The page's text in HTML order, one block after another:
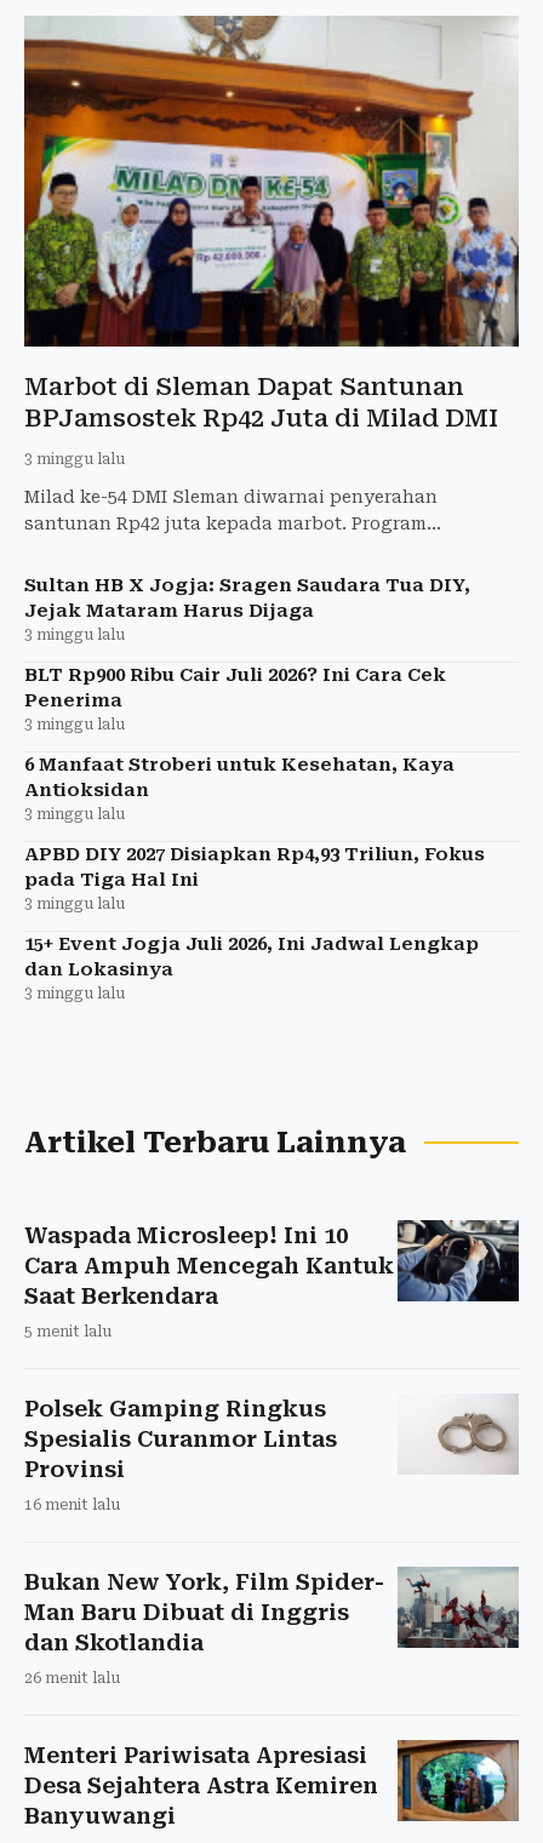
Marbot di Sleman Dapat Santunan
BPJamsostek Rp42 Juta di Milad DMI
3 minggu lalu
Milad ke-54 DMI Sleman diwarnai penyerahan
santunan Rp42 juta kepada marbot. Program
Baznas, BSI, dan Pemkab Slem
Sultan HB X Jogja: Sragen Saudara Tua DIY,
Jejak Mataram Harus Dijaga
3 minggu lalu
BLT Rp900 Ribu Cair Juli 2026? Ini Cara Cek
Penerima
3 minggu lalu
6 Manfaat Stroberi untuk Kesehatan, Kaya
Antioksidan
3 minggu lalu
APBD DIY 2027 Disiapkan Rp4,93 Triliun, Fokus
pada Tiga Hal Ini
3 minggu lalu
15+ Event Jogja Juli 2026, Ini Jadwal Lengkap
dan Lokasinya
3 minggu lalu
Artikel Terbaru Lainnya
Waspada Microsleep! Ini 10
Cara Ampuh Mencegah Kantuk
Saat Berkendara
5 menit lalu
Polsek Gamping Ringkus
Spesialis Curanmor Lintas
Provinsi
16 menit lalu
Bukan New York, Film Spider-
Man Baru Dibuat di Inggris
dan Skotlandia
26 menit lalu
Menteri Pariwisata Apresiasi
Desa Sejahtera Astra Kemiren
Banyuwangi